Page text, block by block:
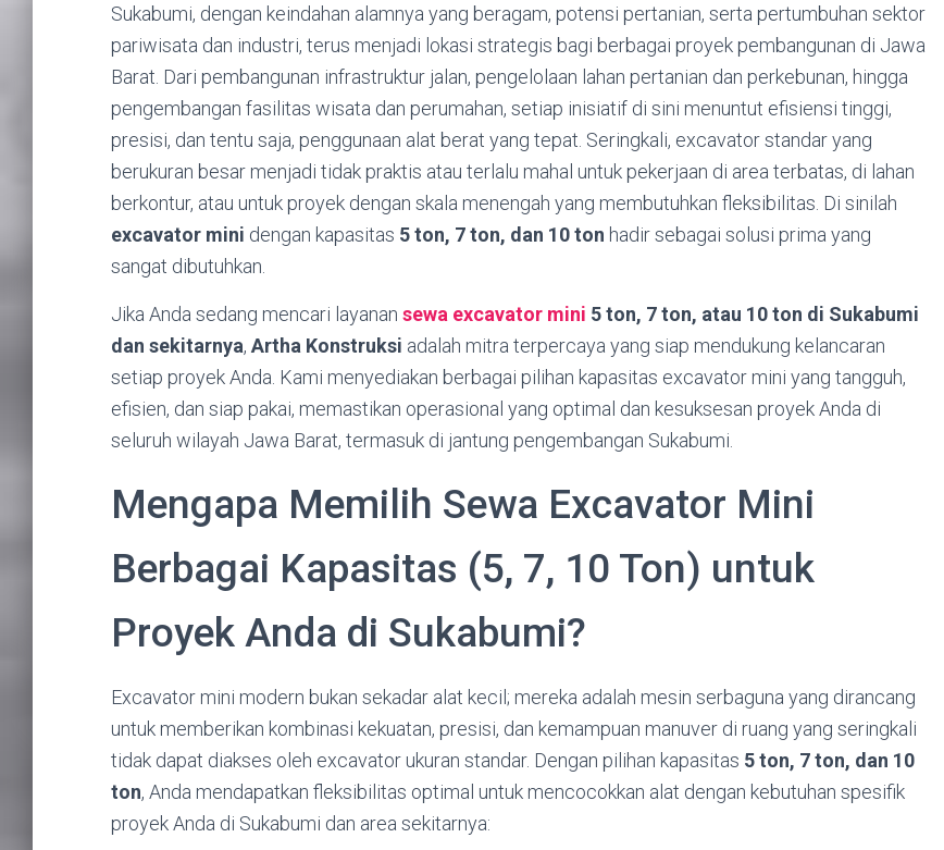
Sukabumi, dengan keindahan alamnya yang beragam, potensi pertanian, serta pertumbuhan sektor
pariwisata dan industri, terus menjadi lokasi strategis bagi berbagai proyek pembangunan di Jawa
Barat. Dari pembangunan infrastruktur jalan, pengelolaan lahan pertanian dan perkebunan, hingga
pengembangan fasilitas wisata dan perumahan, setiap inisiatif di sini menuntut efisiensi tinggi,
presisi, dan tentu saja, penggunaan alat berat yang tepat. Seringkali, excavator standar yang
berukuran besar menjadi tidak praktis atau terlalu mahal untuk pekerjaan di area terbatas, di lahan
berkontur, atau untuk proyek dengan skala menengah yang membutuhkan fleksibilitas. Di sinilah
excavator mini dengan kapasitas 5 ton, 7 ton, dan 10 ton hadir sebagai solusi prima yang
sangat dibutuhkan.
Jika Anda sedang mencari layanan sewa excavator mini 5 ton, 7 ton, atau 10 ton di Sukabumi
dan sekitarnya, Artha Konstruksi adalah mitra terpercaya yang siap mendukung kelancaran
setiap proyek Anda. Kami menyediakan berbagai pilihan kapasitas excavator mini yang tangguh,
efisien, dan siap pakai, memastikan operasional yang optimal dan kesuksesan proyek Anda di
seluruh wilayah Jawa Barat, termasuk di jantung pengembangan Sukabumi.
Mengapa Memilih Sewa Excavator Mini
Berbagai Kapasitas (5, 7, 10 Ton) untuk
Proyek Anda di Sukabumi?
Excavator mini modern bukan sekadar alat kecil; mereka adalah mesin serbaguna yang dirancang
untuk memberikan kombinasi kekuatan, presisi, dan kemampuan manuver di ruang yang seringkali
tidak dapat diakses oleh excavator ukuran standar. Dengan pilihan kapasitas 5 ton, 7 ton, dan 10
ton, Anda mendapatkan fleksibilitas optimal untuk mencocokkan alat dengan kebutuhan spesifik
proyek Anda di Sukabumi dan area sekitarnya: